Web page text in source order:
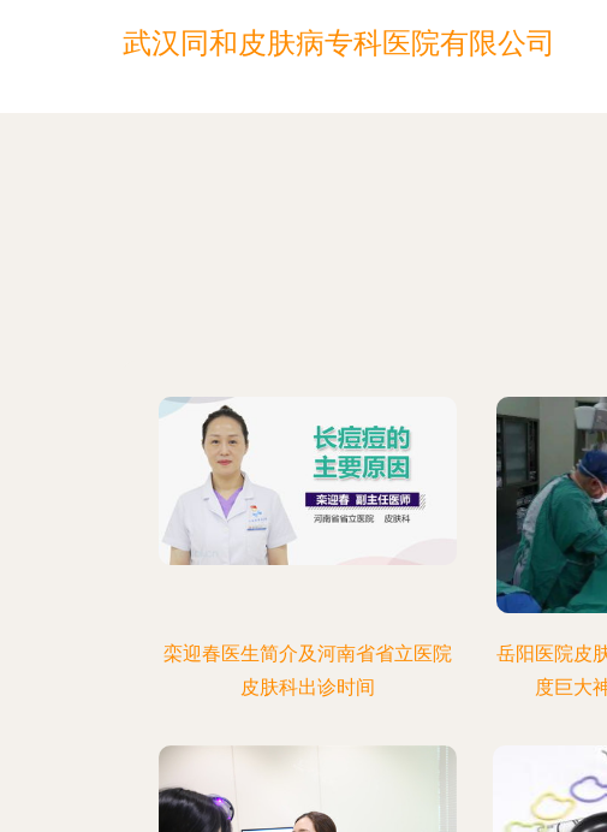
武汉同和皮肤病专科医院有限公司
栾迎春医生简介及河南省省立医院
皮肤科出诊时间
岳阳医院皮
度巨大